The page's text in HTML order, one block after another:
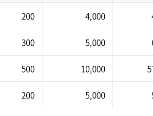
200 4,000
300 5,000
500 10,000
200 5,000